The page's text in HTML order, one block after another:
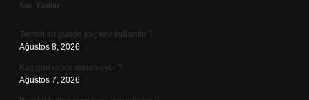
Sidebar
Son Yazılar
Termal su günde kaç kez kullanılır ?
Ağustos 8, 2026
Kaç gün rapor alınabiliyor ?
Ağustos 7, 2026